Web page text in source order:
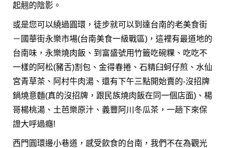
起翹的陰影。
或是您可以繞過圓環，徒步就可以到達台南的老美食街
－國華街永樂市場(台南美食一級戰區)，這裡有最道地的
台南味，永樂燒肉飯、到富盛號用竹籤吃碗粿、吃吃不
一樣的阿松(豬舌)割包、金得春捲、石精臼蚵仔煎、水仙
宮青草茶、阿村牛肉湯、還有下午三點開始賣的-沒招牌
鍋燒意麵(真的沒招牌，跟民族燒肉飯在同一個店面)、楊
哥楊桃湯、土芭樂原汁、義豐阿川冬瓜茶，一趟下來保
證大呼過癮!
西門圓環邊小巷道，感受飲食的台南，我們不在為觀光